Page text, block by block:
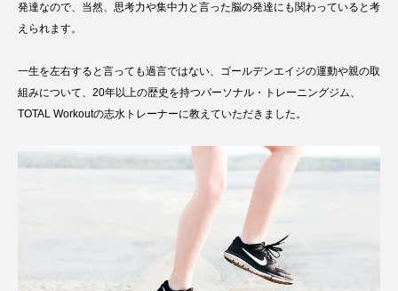
発達なので、当然、思考力や集中力と言った脳の発達にも関わっていると考
えられます。
一生を左右すると言っても過言ではない、ゴールデンエイジの運動や親の取
組みについて、20年以上の歴史を持つパーソナル・トレーニングジム、
TOTAL Workoutの志水トレーナーに教えていただきました。